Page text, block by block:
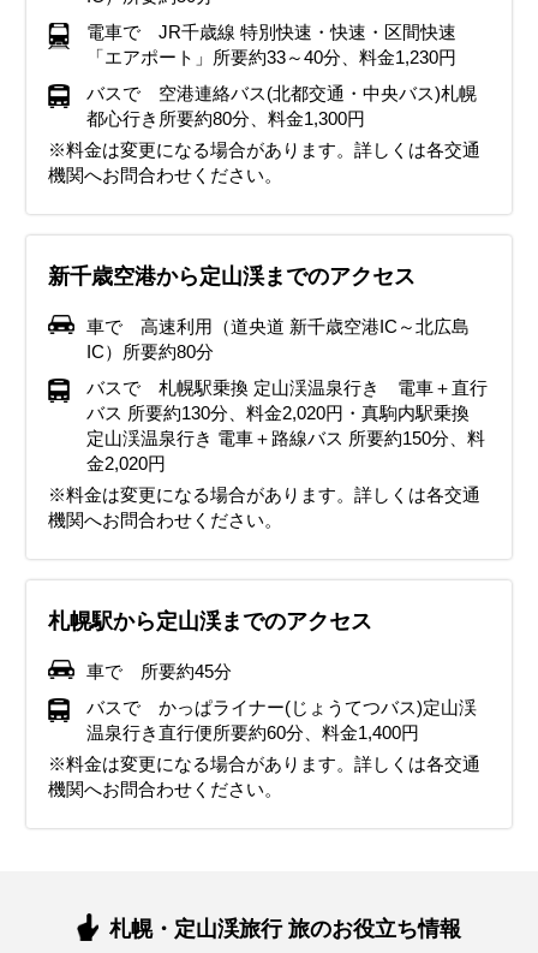
特に防寒対策を万全にすることをおすすめします。
イベント・観光
ミュンヘン・クリスマス市 in Sapporo、さっぽろホワイトイルミ
ネーション、さっぽろ菊まつり、
て楽しい旅行を満喫しましょう。
イベント・観光
ミュンヘン・クリスマス市 in Sapporo、さっぽろホワイトイルミ
ネーション、クリスマスイベント（各地）
外でも快適に過ごせるようにしましょう。
イベント・観光
スキー・スノボー、スノーアクティビティシーズン（各地）、さ
っぽろホワイトイルミネーション、イルミネーションシーズン
（各地）、どんと焼き（各神社）、定山渓温泉雪灯路（ゆきとう
ろ）
履いて、安心して雪道を歩けるようにしましょう。
イベント・観光
スキー・スノボースノーアクティビティシーズン（各地）、さっ
ぽろホワイトイルミネーション、イルミネーションシーズン（各
地）、さっぽろ雪まつり、小樽雪あかりの路
時期なので、天気に応じて服装を選ぶことがポイントです。
イベント・観光
スキー・スノボースノーアクティビティシーズン（各地）、さっ
ぽろホワイトイルミネーション、イルミネーションシーズン（各
地）、
イベント・観光
花見（桜）、定山渓温泉渓流鯉のぼり、洞爺湖ロングラン花火大
会、ひらおか梅まつり、
て、北海道の自然を楽しみましょう。
イベント・観光
花見（桜）、定山渓温泉渓流鯉のぼり、さっぽろライラックまつ
り、ひらおか梅まつり
です。
イベント・観光
YOSAKOIソーラン祭り、北海道神宮例祭（札幌まつり）、サッポ
ロフラワーカーペット、牧草ロールが出現
イベント・観光
さっぽろ夏まつり、さっぽろ大通ビアガーデン、狸まつり、海水
浴シーズン、花火大会（各地）、ひまわりの見頃、牧草ロールが
出現
電車で JR千歳線 特別快速・快速・区間快速
「エアポート」所要約33～40分、料金1,230円
バスで 空港連絡バス(北都交通・中央バス)札幌
都心行き所要約80分、料金1,300円
※料金は変更になる場合があります。詳しくは各交通
機関へお問合わせください。
新千歳空港から定山渓までのアクセス
車で 高速利用（道央道 新千歳空港IC～北広島
IC）所要約80分
バスで 札幌駅乗換 定山渓温泉行き 電車＋直行
バス 所要約130分、料金2,020円・真駒内駅乗換
定山渓温泉行き 電車＋路線バス 所要約150分、料
金2,020円
※料金は変更になる場合があります。詳しくは各交通
機関へお問合わせください。
札幌駅から定山渓までのアクセス
車で 所要約45分
バスで かっぱライナー(じょうてつバス)定山渓
温泉行き直行便所要約60分、料金1,400円
※料金は変更になる場合があります。詳しくは各交通
機関へお問合わせください。
札幌・定山渓旅行 旅のお役立ち情報